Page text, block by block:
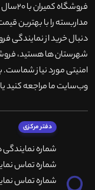
مداربسته را با بهترین
دنبال خرید از نمایندگی
شهرستان ها هستید،
امنیتی مورد نیاز
وب‌سایت ما مراجعه کنید
دفتر مرکزی
شماره
شماره تماس نمایندگی: 66764266-
شماره تماس نمایندگی: 66735544-